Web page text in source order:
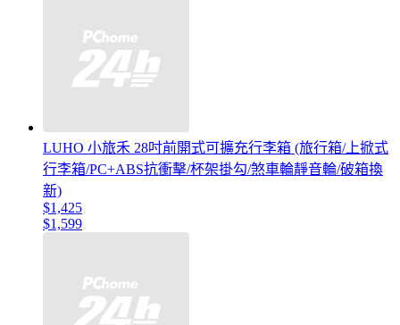
LUHO 小旅禾 28吋前開式可擴充行李箱 (旅行箱/上掀式
行李箱/PC+ABS抗衝擊/杯架掛勾/煞車輪靜音輪/破箱換
新)
$1,425
$1,599